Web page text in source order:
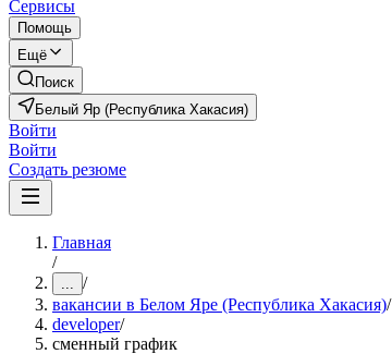
Сервисы
Помощь
Ещё
Поиск
Белый Яр (Республика Хакасия)
Войти
Войти
Создать резюме
Главная
/
... /
вакансии в Белом Яре (Республика Хакасия)/
developer/
сменный график